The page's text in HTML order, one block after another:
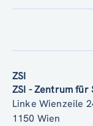
ZSI
ZSI - Zentrum für
Linke Wienzeile
1150 Wien